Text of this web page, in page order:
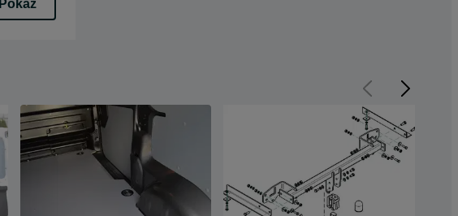
Pokaż